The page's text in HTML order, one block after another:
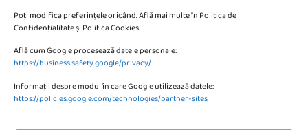
Poți modifica preferințele oricând. Află mai multe în Politica de
Confidențialitate și Politica Cookies.
Află cum Google procesează datele personale:
https://business.safety.google/privacy/
Informații despre modul în care Google utilizează datele:
https://policies.google.com/technologies/partner-sites
CONTACTEAZA-NE
SC KMBE Web Digital SRL